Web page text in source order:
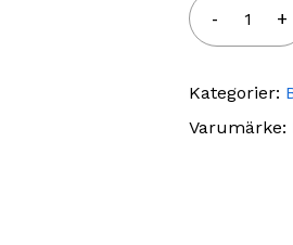
Kategorier:
Varumärke: